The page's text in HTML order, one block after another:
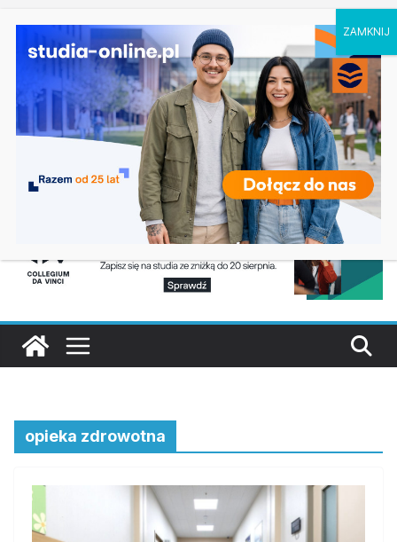
Ostatnie wpisy: Geografia w Gdańsku
Ratownictwo medyczne w Olsztynie
Logistyka w Koszalinie
Informatyka w Nysie
Filozofia w Szczecinie
opieka zdrowotna